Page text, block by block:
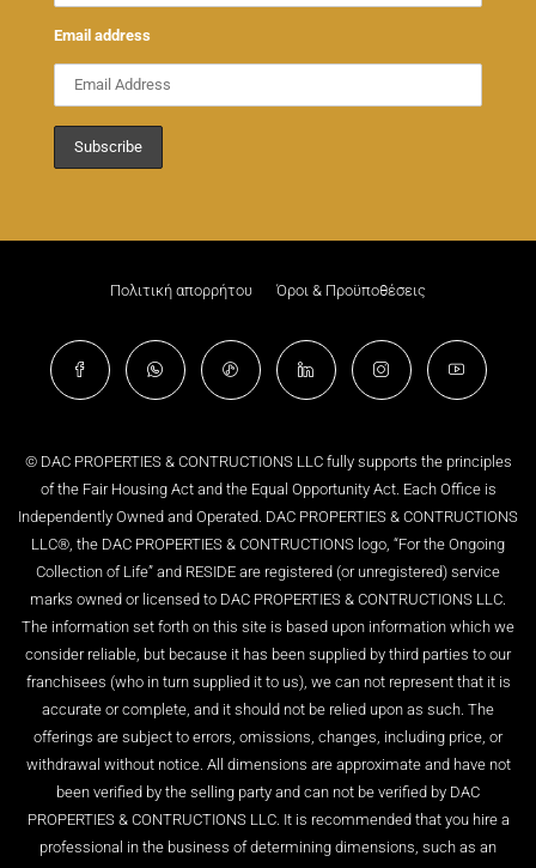
Email address
Πολιτική απορρήτου Όροι & Προϋποθέσεις
© DAC PROPERTIES & CONTRUCTIONS LLC fully supports the principles
of the Fair Housing Act and the Equal Opportunity Act. Each Office is
Independently Owned and Operated. DAC PROPERTIES & CONTRUCTIONS
LLC®, the DAC PROPERTIES & CONTRUCTIONS logo, “For the Ongoing
Collection of Life” and RESIDE are registered (or unregistered) service
marks owned or licensed to DAC PROPERTIES & CONTRUCTIONS LLC.
The information set forth on this site is based upon information which we
consider reliable, but because it has been supplied by third parties to our
franchisees (who in turn supplied it to us), we can not represent that it is
accurate or complete, and it should not be relied upon as such. The
offerings are subject to errors, omissions, changes, including price, or
withdrawal without notice. All dimensions are approximate and have not
been verified by the selling party and can not be verified by DAC
PROPERTIES & CONTRUCTIONS LLC. It is recommended that you hire a
professional in the business of determining dimensions, such as an